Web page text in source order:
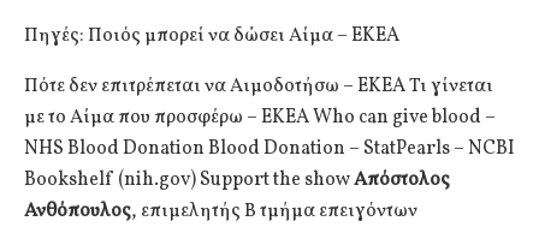
Πηγές: Ποιός μπορεί να δώσει Αίμα – EKEA
Πότε δεν επιτρέπεται να Αιμοδοτήσω – EKEA Τι γίνεται
με το Αίμα που προσφέρω – EKEA Who can give blood –
NHS Blood Donation Blood Donation – StatPearls – NCBI
Bookshelf (nih.gov) Support the showΑπόστολος
Ανθόπουλος, επιμελητής Β τμήμα επειγόντων